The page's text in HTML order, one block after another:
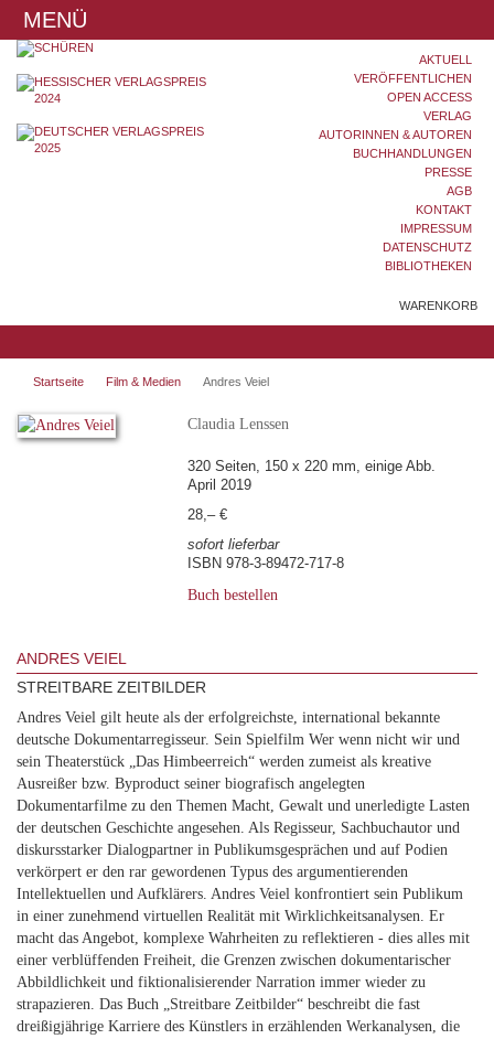
MENÜ
AKTUELL
VERÖFFENTLICHEN
OPEN ACCESS
VERLAG
AUTORINNEN & AUTOREN
BUCHHANDLUNGEN
PRESSE
AGB
KONTAKT
IMPRESSUM
DATENSCHUTZ
BIBLIOTHEKEN
WARENKORB
Startseite Film & Medien Andres Veiel
Claudia Lenssen
320 Seiten, 150 x 220 mm, einige Abb.
April 2019
28,– €
sofort lieferbar
ISBN 978-3-89472-717-8
Buch bestellen
ANDRES VEIEL
STREITBARE ZEITBILDER
Andres Veiel gilt heute als der erfolgreichste, international bekannte
deutsche Dokumentarregisseur. Sein Spielfilm Wer wenn nicht wir und
sein Theaterstück „Das Himbeerreich“ werden zumeist als kreative
Ausreißer bzw. Byproduct seiner biografisch angelegten
Dokumentarfilme zu den Themen Macht, Gewalt und unerledigte Lasten
der deutschen Geschichte angesehen. Als Regisseur, Sachbuchautor und
diskursstarker Dialogpartner in Publikumsgesprächen und auf Podien
verkörpert er den rar gewordenen Typus des argumentierenden
Intellektuellen und Aufklärers. Andres Veiel konfrontiert sein Publikum
in einer zunehmend virtuellen Realität mit Wirklichkeitsanalysen. Er
macht das Angebot, komplexe Wahrheiten zu reflektieren - dies alles mit
einer verblüffenden Freiheit, die Grenzen zwischen dokumentarischer
Abbildlichkeit und fiktionalisierender Narration immer wieder zu
strapazieren. Das Buch „Streitbare Zeitbilder“ beschreibt die fast
dreißigjährige Karriere des Künstlers in erzählenden Werkanalysen, die